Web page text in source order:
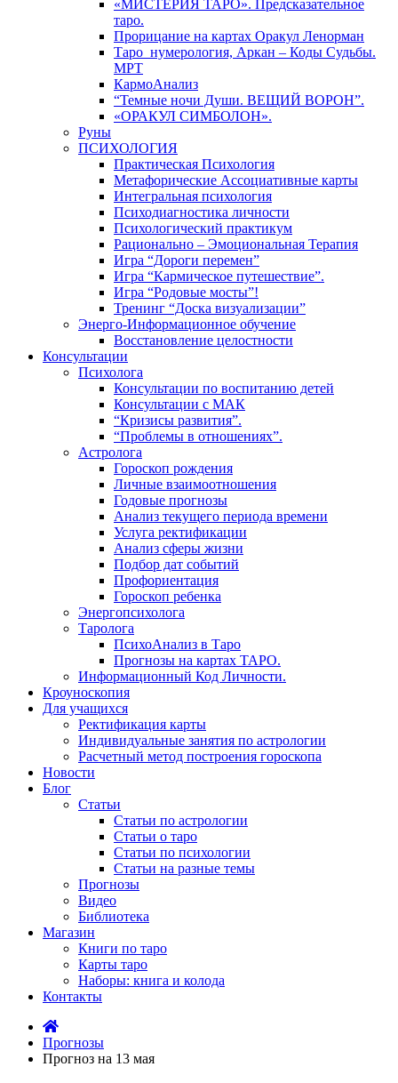
«МИСТЕРИЯ ТАРО». Предсказательное
таро.
Прорицание на картах Оракул Ленорман
Таро_нумерология, Аркан – Коды Судьбы.
МРТ
КармоАнализ
“Темные ночи Души. ВЕЩИЙ ВОРОН”.
«ОРАКУЛ СИМБОЛОН».
Руны
ПСИХОЛОГИЯ
Практическая Психология
Метафорические Ассоциативные карты
Интегральная психология
Психодиагностика личности
Психологический практикум
Рационально – Эмоциональная Терапия
Игра “Дороги перемен”
Игра “Кармическое путешествие”.
Игра “Родовые мосты”!
Тренинг “Доска визуализации”
Энерго-Информационное обучение
Восстановление целостности
Консультации
Психолога
Консультации по воспитанию детей
Консультации с МАК
“Кризисы развития”.
“Проблемы в отношениях”.
Астролога
Гороскоп рождения
Личные взаимоотношения
Годовые прогнозы
Анализ текущего периода времени
Услуга ректификации
Анализ сферы жизни
Подбор дат событий
Профориентация
Гороскоп ребенка
Энергопсихолога
Таролога
ПсихоАнализ в Таро
Прогнозы на картах ТАРО.
Информационный Код Личности.
Кроуноскопия
Для учащихся
Ректификация карты
Индивидуальные занятия по астрологии
Расчетный метод построения гороскопа
Новости
Блог
Статьи
Статьи по астрологии
Статьи о таро
Статьи по психологии
Статьи на разные темы
Прогнозы
Видео
Библиотека
Магазин
Книги по таро
Карты таро
Наборы: книга и колода
Контакты
Прогнозы
Прогноз на 13 мая